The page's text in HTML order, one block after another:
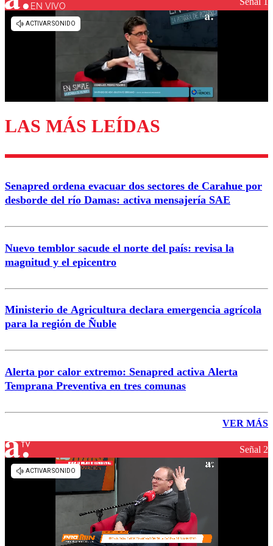
EN VIVO
LAS MÁS LEÍDAS
Senapred ordena evacuar dos sectores de Carahue por
desborde del río Damas: activa mensajería SAE
Nuevo temblor sacude el norte del país: revisa la
magnitud y el epicentro
Ministerio de Agricultura declara emergencia agrícola
para la región de Ñuble
Alerta por calor extremo: Senapred activa Alerta
Temprana Preventiva en tres comunas
VER MÁS
Señal 2